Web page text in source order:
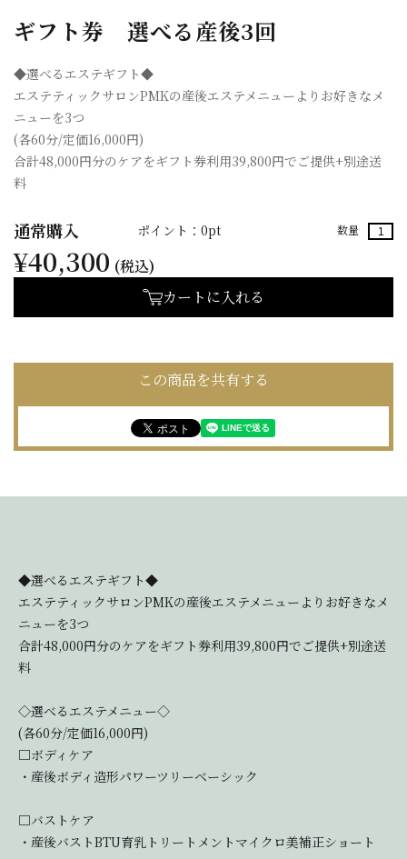
ギフト券 選べる産後3回
◆選べるエステギフト◆
エステティックサロンPMKの産後エステメニューよりお好きなメ
ニューを3つ
(各60分/定価16,000円)
合計48,000円分のケアをギフト券利用39,800円でご提供+別途送
料
通常購入 ポイント：0pt 数量
¥40,300 (税込)
カートに入れる
この商品を共有する
◆選べるエステギフト◆
エステティックサロンPMKの産後エステメニューよりお好きなメ
ニューを3つ
合計48,000円分のケアをギフト券利用39,800円でご提供+別途送
料
◇選べるエステメニュー◇
(各60分/定価16,000円)
□ボディケア
・産後ボディ造形パワーツリーベーシック
□バストケア
・産後バストBTU育乳トリートメントマイクロ美補正ショート